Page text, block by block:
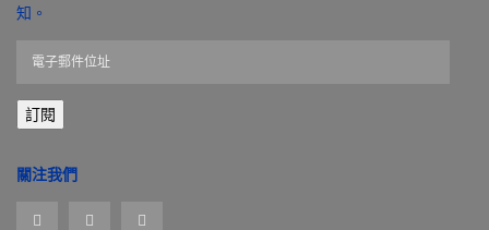
知。
郵
件
址
訂閱
關注我們